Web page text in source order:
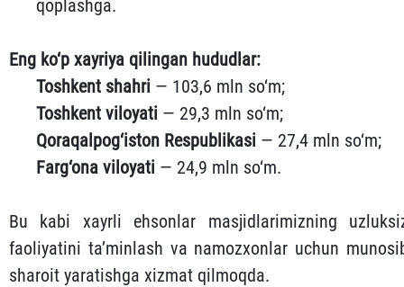
qoplashga.
Eng ko‘p xayriya qilingan hududlar:
Toshkent shahri — 103,6 mln so‘m;
Toshkent viloyati — 29,3 mln so‘m;
Qoraqalpog‘iston Respublikasi — 27,4 mln so‘m;
Farg‘ona viloyati — 24,9 mln so‘m.
Bu kabi xayrli ehsonlar masjidlarimizning
faoliyatini ta’minlash va namozxonlar uchun
sharoit yaratishga xizmat qilmoqda.